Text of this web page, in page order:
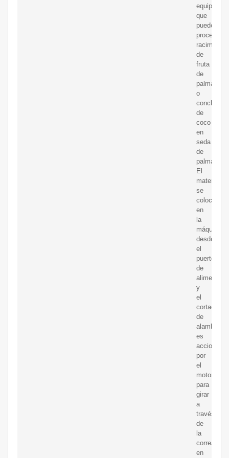
equipo
que
puede
procesar
racimos
de
fruta
de
palma
o
conchas
de
coco
en
seda
de
palma.
El
material
se
coloca
en
la
máquina
desde
el
puerto
de
y
el
cortador
de
alambre
es
accionado
por
el
motor
para
girar
a
través
de
la
correa
en